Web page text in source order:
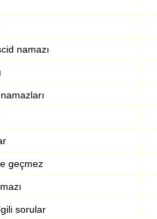
namazı
geçmez
sorular